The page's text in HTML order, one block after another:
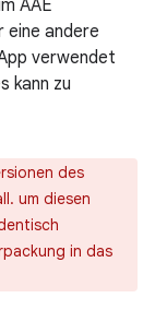
AAE
eine andere
verwendet
kann zu
des
um diesen
in das